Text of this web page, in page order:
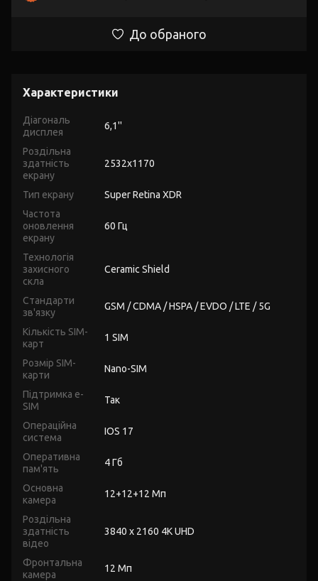
До обраного
Характеристики
Діагональ
дисплея
6,1''
Роздільна
здатність
екрану
2532х1170
Тип екрану
Super Retina XDR
Частота
оновлення
екрану
60 Гц
Технологія
захисного
скла
Ceramic Shield
Стандарти
зв'язку
GSM / CDMA / HSPA / EVDO / LTE / 5G
Кількість SIM-
карт
1 SIM
Розмір SIM-
карти
Nano-SIM
Підтримка e-
SIM
Так
Операційна
система
IOS 17
Оперативна
пам'ять
4 Гб
Основна
камера
12+12+12 Мп
Роздільна
здатність
відео
3840 x 2160 4K UHD
Фронтальна
камера
12 Мп